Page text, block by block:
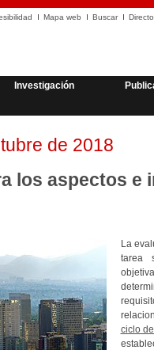
Mapa web Buscar
Investigación
de 2018
los aspectos e
La
tarea
ciclo